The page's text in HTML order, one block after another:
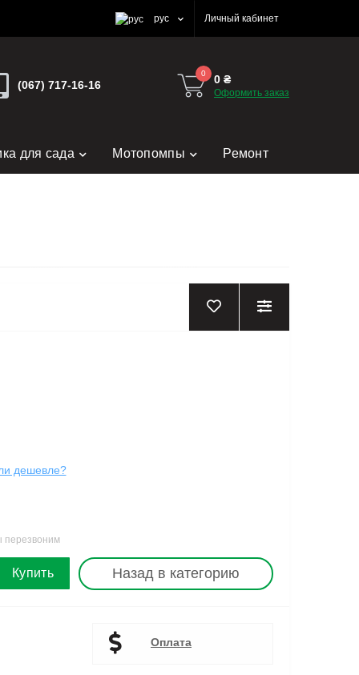
рус Личный кабинет
(067) 717-16-16
0 0 ₴
Оформить заказ
для сада Мотопомпы Ремонт
дешевле?
перезвоним
Купить Назад в категорию
Оплата